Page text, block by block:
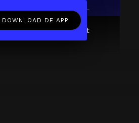
NL
OverFAQContact
DOWNLOAD DE APP